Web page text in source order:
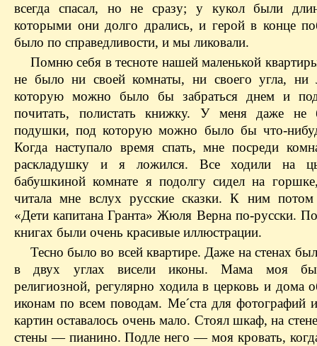
всегда спасал, но не сразу; у кукол были
которыми они долго дрались, и герой в конце
было по справедливости, и мы ликовали.
Помню себя в тесноте нашей маленькой
не было ни своей комнаты, ни своего угла, ни
которую можно было бы забраться днем и
почитать, полистать книжку. У меня даже не
подушки, под которую можно было бы что-
Когда наступало время спать, мне посреди
раскладушку и я ложился. Все ходили на
бабушкиной комнате я подолгу сидел на
читала мне вслух русские сказки. К ним потом
«Дети капитана Гранта» Жюля Верна по-русски.
книгах были очень красивые иллюстрации.
Тесно было во всей квартире. Даже на стенах
в двух углах висели иконы. Мама моя
религиозной, регулярно ходила в церковь и дома
иконам по всем поводам. Ме´ста для фотографий
картин оставалось очень мало. Стоял шкаф, на
стены — пианино. Подле него — моя кровать,